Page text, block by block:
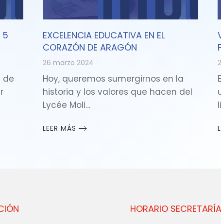
5
de
EXCELENCIA EDUCATIVA EN EL
CORAZÓN DE ARAGÓN
26 marzo 2024
Hoy, queremos sumergirnos en la
historia y los valores que hacen del
Lycée Moli…
LEER MÁS
HORARIO SECRETARÍA